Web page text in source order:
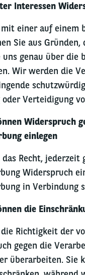
Interessen
mit einer auf einem
Sie aus
uns genau über die
Wir werden die
oder Verteidigung
Widerspruch
einlegen
das Recht,
Widerspruch
in Verbindung
die
Richtigkeit der
gegen die
überarbeiten. Sie